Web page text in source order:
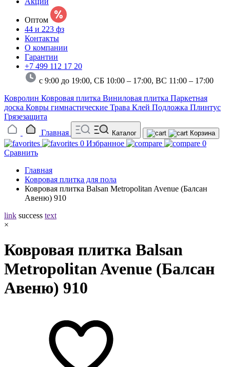
Оптом
44 и 223 фз
Контакты
О компании
Гарантии
+7 499 112 17 20
с 9:00 до 19:00, СБ 10:00 – 17:00, ВС 11:00 – 17:00
Ковролин Ковровая плитка Виниловая плитка Паркетная
доска Ковры гимнастические Трава Клей Подложка Плинтус
Грязезащита
Главная
Каталог Корзина
0 Избранное
0
Сравнить
Главная
Ковровая плитка для пола
Ковровая плитка Balsan Metropolitan Avenue (Балсан
Авеню) 910
link success text
×
Ковровая плитка Balsan
Metropolitan Avenue (Балсан
Авеню) 910